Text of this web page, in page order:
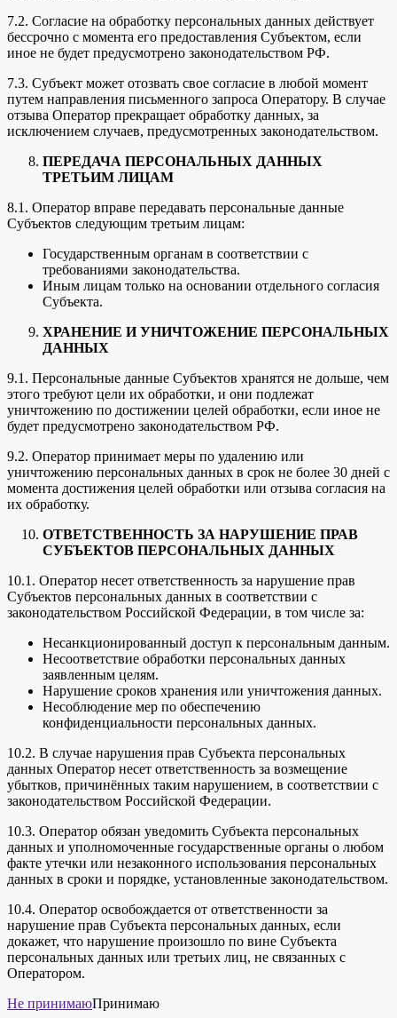
7.2. Согласие на обработку персональных данных действует
бессрочно с момента его предоставления Субъектом, если
иное не будет предусмотрено законодательством РФ.
7.3. Субъект может отозвать свое согласие в любой момент
путем направления письменного запроса Оператору. В случае
отзыва Оператор прекращает обработку данных, за
исключением случаев, предусмотренных законодательством.
ПЕРЕДАЧА ПЕРСОНАЛЬНЫХ ДАННЫХ
ТРЕТЬИМ ЛИЦАМ
8.1. Оператор вправе передавать персональные данные
Субъектов следующим третьим лицам:
Государственным органам в соответствии с
требованиями законодательства.
Иным лицам только на основании отдельного согласия
Субъекта.
ХРАНЕНИЕ И УНИЧТОЖЕНИЕ ПЕРСОНАЛЬНЫХ
ДАННЫХ
9.1. Персональные данные Субъектов хранятся не дольше, чем
этого требуют цели их обработки, и они подлежат
уничтожению по достижении целей обработки, если иное не
будет предусмотрено законодательством РФ.
9.2. Оператор принимает меры по удалению или
уничтожению персональных данных в срок не более 30 дней с
момента достижения целей обработки или отзыва согласия на
их обработку.
ОТВЕТСТВЕННОСТЬ ЗА НАРУШЕНИЕ ПРАВ
СУБЪЕКТОВ ПЕРСОНАЛЬНЫХ ДАННЫХ
10.1. Оператор несет ответственность за нарушение прав
Субъектов персональных данных в соответствии с
законодательством Российской Федерации, в том числе за:
Несанкционированный доступ к персональным данным.
Несоответствие обработки персональных данных
заявленным целям.
Нарушение сроков хранения или уничтожения данных.
Несоблюдение мер по обеспечению
конфиденциальности персональных данных.
10.2. В случае нарушения прав Субъекта персональных
данных Оператор несет ответственность за возмещение
убытков, причинённых таким нарушением, в соответствии с
законодательством Российской Федерации.
10.3. Оператор обязан уведомить Субъекта персональных
данных и уполномоченные государственные органы о любом
факте утечки или незаконного использования персональных
данных в сроки и порядке, установленные законодательством.
10.4. Оператор освобождается от ответственности за
нарушение прав Субъекта персональных данных, если
докажет, что нарушение произошло по вине Субъекта
персональных данных или третьих лиц, не связанных с
Оператором.
Не принимаюПринимаю